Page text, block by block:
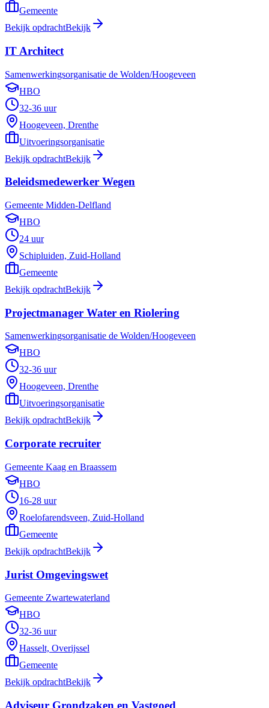
Gemeente
Bekijk opdrachtBekijk
IT Architect
Samenwerkingsorganisatie de Wolden/Hoogeveen
HBO
32-36 uur
Hoogeveen, Drenthe
Uitvoeringsorganisatie
Bekijk opdrachtBekijk
Beleidsmedewerker Wegen
Gemeente Midden-Delfland
HBO
24 uur
Schipluiden, Zuid-Holland
Gemeente
Bekijk opdrachtBekijk
Projectmanager Water en Riolering
Samenwerkingsorganisatie de Wolden/Hoogeveen
HBO
32-36 uur
Hoogeveen, Drenthe
Uitvoeringsorganisatie
Bekijk opdrachtBekijk
Corporate recruiter
Gemeente Kaag en Braassem
HBO
16-28 uur
Roelofarendsveen, Zuid-Holland
Gemeente
Bekijk opdrachtBekijk
Jurist Omgevingswet
Gemeente Zwartewaterland
HBO
32-36 uur
Hasselt, Overijssel
Gemeente
Bekijk opdrachtBekijk
Adviseur Grondzaken en Vastgoed